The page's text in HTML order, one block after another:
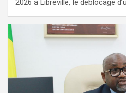
2026 à Libreville, le déblocage